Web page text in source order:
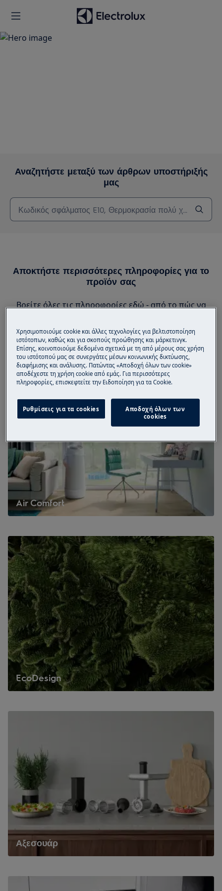
Αναζητήστε μεταξύ των άρθρων υποστήριξής
μας
Αποκτήστε περισσότερες πληροφορίες για το
προϊόν σας
Βρείτε όλες τις πληροφορίες εδώ - από το πώς να
φροντίδας του προϊόντος σας, εντοπισμό
προβλημάτων ή επισκευή.
Air Comfort
EcoDesign
Αξεσουάρ
Χρησιμοποιούμε cookie και άλλες τεχνολογίες για βελτιστοποίηση
ιστότοπων, καθώς και για σκοπούς προώθησης και μάρκετινγκ.
Επίσης, κοινοποιούμε δεδομένα σχετικά με τη από μέρους σας χρήση
του ιστότοπού μας σε συνεργάτες μέσων κοινωνικής δικτύωσης,
διαφήμισης και ανάλυσης. Πατώντας «Αποδοχή όλων των cookie»
αποδέχεστε τη χρήση cookie από εμάς. Για περισσότερες
πληροφορίες, επισκεφτείτε την Ειδοποίηση για τα Cookie.
Ρυθμίσεις για τα cookies
Αποδοχή όλων των
cookies